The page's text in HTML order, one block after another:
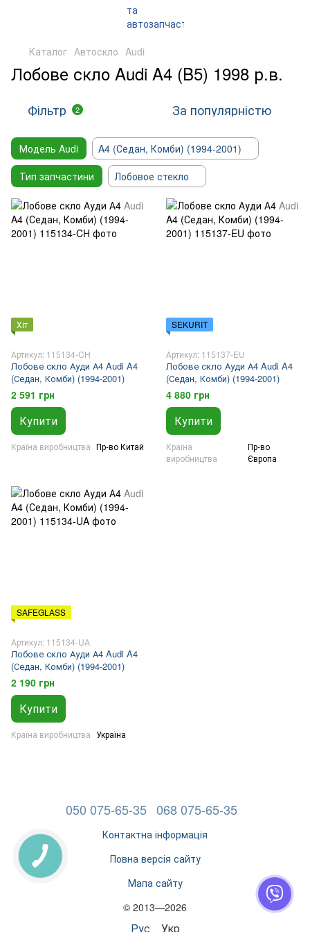
Каталог Автоскло Audi
Лобове скло Audi A4 (B5) 1998 р.в.
Фільтр 2 За популярністю
Модель Audi
A4 (Седан, Комби) (1994-2001)
Тип запчастини
Лобовое стекло
Хіт
Артикул: 115134-CH
Лобове скло Ауди А4 Audi A4
(Седан, Комби) (1994-2001)
2 591 грн
Купити
Країна виробництва Пр-во Китай
SEKURIT
Артикул: 115137-EU
Лобове скло Ауди А4 Audi A4
(Седан, Комби) (1994-2001)
4 880 грн
Купити
Країна
виробництва
Пр-во
Європа
SAFEGLASS
Артикул: 115134-UA
Лобове скло Ауди А4 Audi A4
(Седан, Комби) (1994-2001)
2 190 грн
Купити
Країна виробництва Україна
050 075-65-35 068 075-65-35
Контактна інформація
Повна версія сайту
Мапа сайту
© 2013—2026
Рус Укр